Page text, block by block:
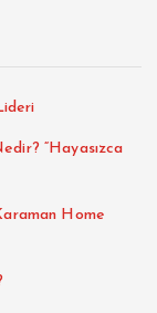
“Hayasızca
Home